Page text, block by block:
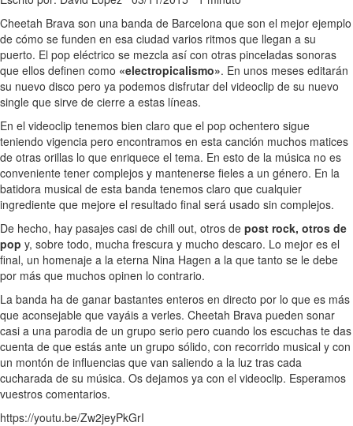
Cheetah Brava son una banda de Barcelona que son el mejor ejemplo
de cómo se funden en esa ciudad varios ritmos que llegan a su
puerto. El pop eléctrico se mezcla así con otras pinceladas sonoras
que ellos definen como «electropicalismo». En unos meses editarán
su nuevo disco pero ya podemos disfrutar del videoclip de su nuevo
single que sirve de cierre a estas líneas.
En el videoclip tenemos bien claro que el pop ochentero sigue
teniendo vigencia pero encontramos en esta canción muchos matices
de otras orillas lo que enriquece el tema. En esto de la música no es
conveniente tener complejos y mantenerse fieles a un género. En la
batidora musical de esta banda tenemos claro que cualquier
ingrediente que mejore el resultado final será usado sin complejos.
De hecho, hay pasajes casi de chill out, otros de post rock, otros de
pop y, sobre todo, mucha frescura y mucho descaro. Lo mejor es el
final, un homenaje a la eterna Nina Hagen a la que tanto se le debe
por más que muchos opinen lo contrario.
La banda ha de ganar bastantes enteros en directo por lo que es más
que aconsejable que vayáis a verles. Cheetah Brava pueden sonar
casi a una parodia de un grupo serio pero cuando los escuchas te das
cuenta de que estás ante un grupo sólido, con recorrido musical y con
un montón de influencias que van saliendo a la luz tras cada
cucharada de su música. Os dejamos ya con el videoclip. Esperamos
vuestros comentarios.
https://youtu.be/Zw2jeyPkGrI